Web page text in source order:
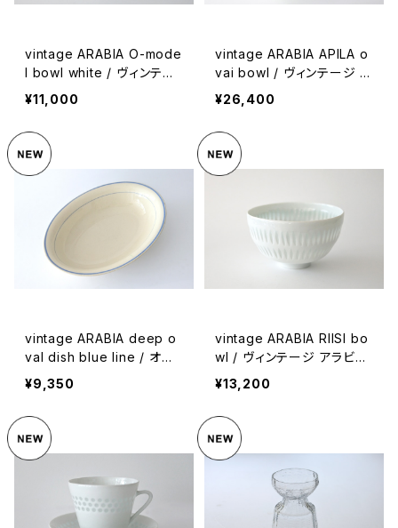
vintage ARABIA O-mode
l bowl white / ヴィンテー
ジ アラビア ボウル ホワイト
¥11,000
vintage ARABIA APILA o
vai bowl / ヴィンテージ ア
ラビア アピラ オーバルボウ
¥26,400
vintage ARABIA deep o
val dish blue line / オー
ルドアラビア オーバル深皿
ブルーライン
¥9,350
vintage ARABIA RIISI bo
wl / ヴィンテージ アラビア
リイシ ボウル
¥13,200